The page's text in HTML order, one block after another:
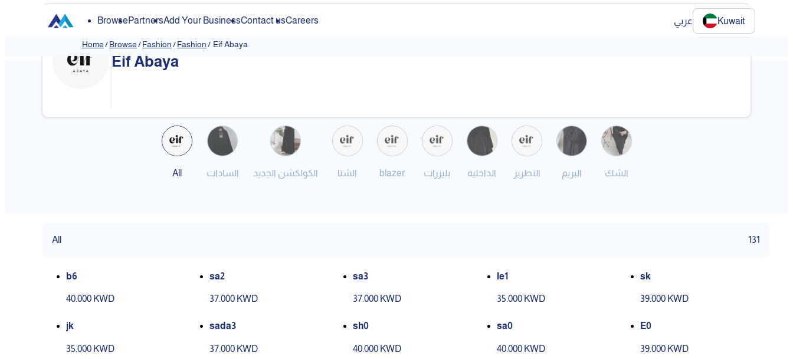
BrowsePartnersAdd Your BusinessContact usCareers عربي Kuwait
Home/Browse/Fashion/Fashion/ Eif Abaya
Eif Abaya
All السادات الكولكشن الجديد الشتا blazer بليزرات الداخلية التطريز البريم الشك
All 131
b6
40.000 KWD
sa2
37.000 KWD
sa3
37.000 KWD
le1
35.000 KWD
sk
39.000 KWD
jk
35.000 KWD
sada3
37.000 KWD
sh0
40.000 KWD
sa0
40.000 KWD
E0
39.000 KWD